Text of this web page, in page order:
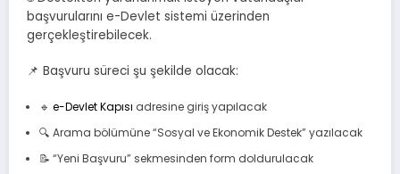
başvurularını e-Devlet sistemi üzerinden
gerçekleştirebilecek.
📌 Başvuru süreci şu şekilde olacak:
🔹 e-Devlet Kapısı adresine giriş yapılacak
🔍 Arama bölümüne “Sosyal ve Ekonomik Destek” yazılacak
📝 “Yeni Başvuru” sekmesinden form doldurulacak